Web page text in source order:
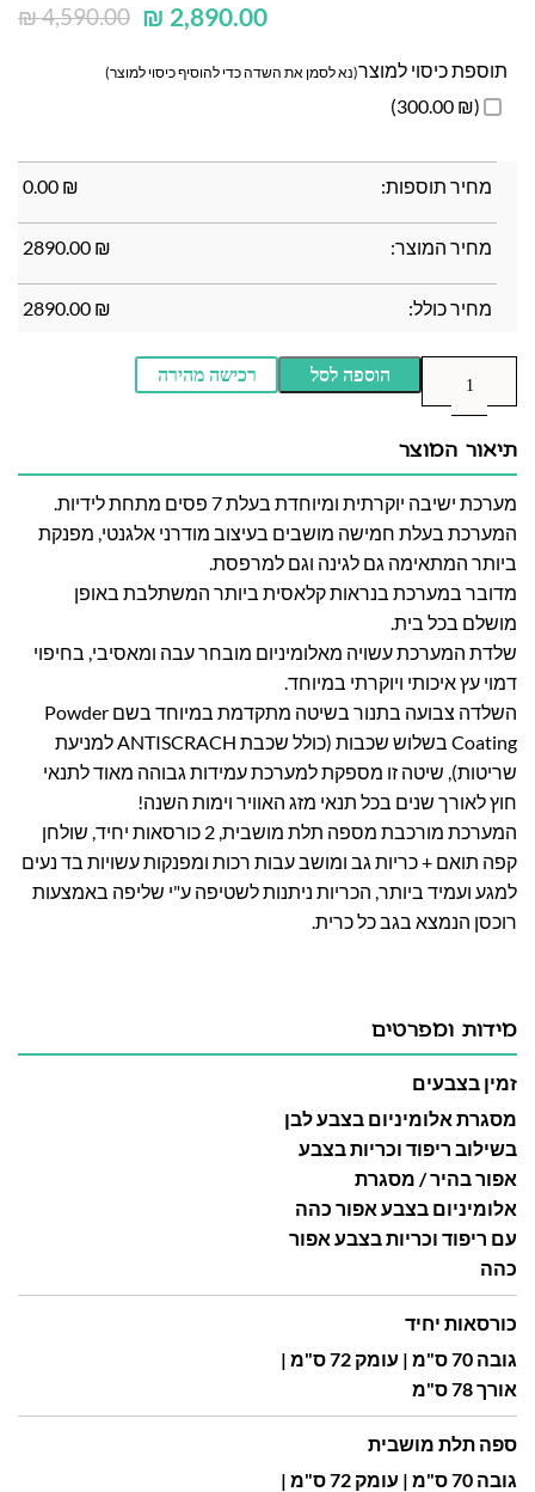
₪4,590.00 ₪ 2,890.00
תוספת כיסוי למוצר(נא לסמן את השדה כדי להוסיף כיסוי למוצר)
(₪ 300.00)
מחיר תוספות: ₪
0.00
מחיר המוצר: ₪
2890.00
מחיר כולל: ₪
2890.00
הוספה לסל רכישה מהירה
תיאור המוצר
מערכת ישיבה יוקרתית ומיוחדת בעלת 7 פסים מתחת לידיות.
המערכת בעלת חמישה מושבים בעיצוב מודרני אלגנטי, מפנקת
ביותר המתאימה גם לגינה וגם למרפסת.
מדובר במערכת בנראות קלאסית ביותר המשתלבת באופן
מושלם בכל בית.
שלדת המערכת עשויה מאלומיניום מובחר עבה ומאסיבי, בחיפוי
דמוי עץ איכותי ויוקרתי במיוחד.
השלדה צבועה בתנור בשיטה מתקדמת במיוחד בשם Powder
Coating בשלוש שכבות (כולל שכבת ANTISCRACH למניעת
שריטות), שיטה זו מספקת למערכת עמידות גבוהה מאוד לתנאי
חוץ לאורך שנים בכל תנאי מזג האוויר וימות השנה!
המערכת מורכבת מספה תלת מושבית, 2 כורסאות יחיד, שולחן
קפה תואם + כריות גב ומושב עבות רכות ומפנקות עשויות בד נעים
למגע ועמיד ביותר, הכריות ניתנות לשטיפה ע"י שליפה באמצעות
רוכסן הנמצא בגב כל כרית.
מידות ומפרטים
זמין בצבעים
מסגרת אלומיניום בצבע לבן
בשילוב ריפוד וכריות בצבע
אפור בהיר / מסגרת
אלומיניום בצבע אפור כהה
עם ריפוד וכריות בצבע אפור
כהה
כורסאות יחיד
גובה 70 ס"מ | עומק 72 ס"מ |
אורך 78 ס"מ
ספה תלת מושבית
גובה 70 ס"מ | עומק 72 ס"מ |